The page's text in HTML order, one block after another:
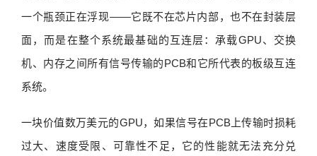
一个瓶颈正在浮现——它既不在芯片内部，也不在封装层
面，而是在整个系统最基础的互连层：承载GPU、交换
机、内存之间所有信号传输的PCB和它所代表的板级互连
系统。
一块价值数万美元的GPU，如果信号在PCB上传输时损耗
过大、速度受限、可靠性不足，它的性能就无法充分兑